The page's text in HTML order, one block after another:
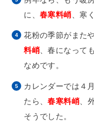
に、春寒料峭 、寒
花粉の季節がまた
料峭 、春になって
なめです。
カレンダーでは４
たら、春寒料峭 、
そうでした。